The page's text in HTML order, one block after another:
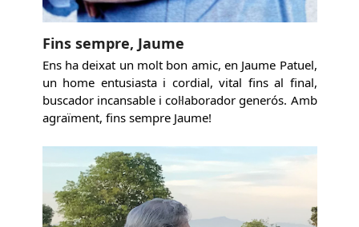
Fins sempre, Jaume
Ens ha deixat un molt bon amic, en Jaume Patuel,
un home entusiasta i cordial, vital fins al final,
buscador incansable i col·laborador generós. Amb
agraïment, fins sempre Jaume!